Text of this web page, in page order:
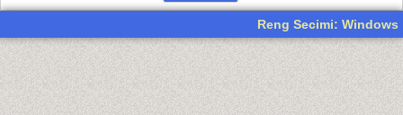
Reng Secimi: Windows